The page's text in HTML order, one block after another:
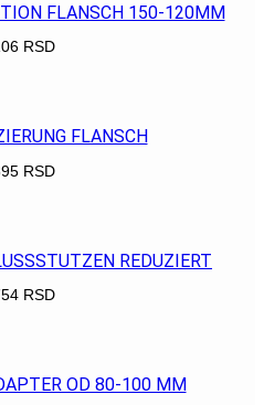
FLANSCH 150-120MM
RSD
FLANSCH
RSD
REDUZIERT
RSD
OD 80-100 MM